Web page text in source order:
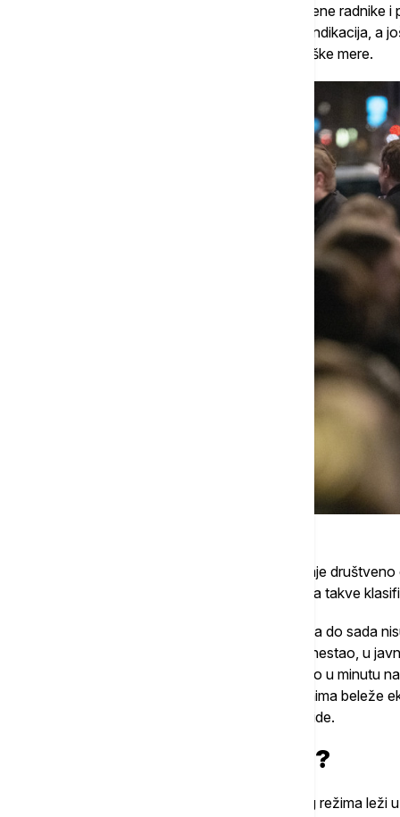
pandemijski režim i dalje vredi za zdravstvene radnike
brige. Oni će se i dalje testirati kad postoji indikacija,
nosiće se maske i slediti druge epidemiološke mere.
Zanimljivo je i da koronavirus za sada ostaje
Halengrenova najavila mogućnost ukidanja takve
I pored toga što epidemiološka ograničenja do sada
niti ukidanje mera znači da je koronavirus nestao, u
klubova otvorila je vrata posetiocima tačno u minutu
putničke agencije i aviokompanije već danima beleže
na daleke destinacije poput Tajlanda i Floride.
Zašto se mere ukidaju?
Osnova švedskog izlaska iz pandemijskog režima